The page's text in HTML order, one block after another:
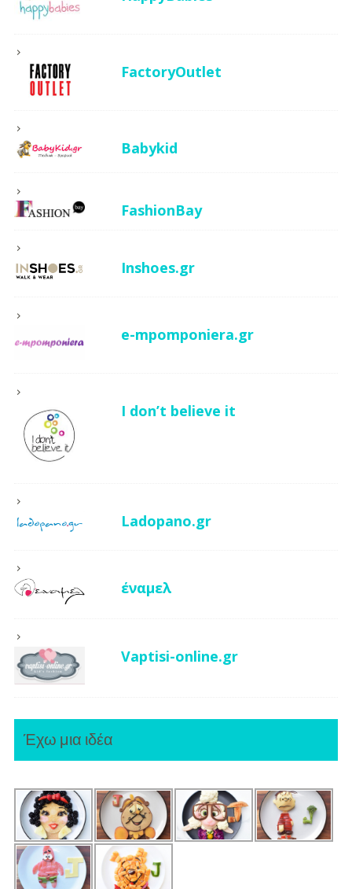
FactoryOutlet
Babykid
FashionBay
Inshoes.gr
e-mpomponiera.gr
I don’t believe it
Ladopano.gr
έναμελ
Vaptisi-online.gr
Έχω μια ιδέα